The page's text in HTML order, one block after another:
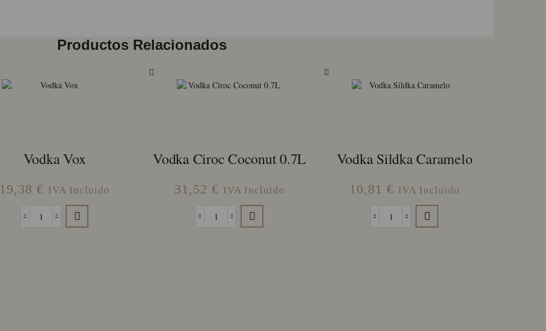
Productos Relacionados
Vodka Vox
19,38 € IVA Incluido
Vodka
Vodka Ciroc Coconut 0.7L
31,52 € IVA Incluido
Vodka
Vodka Sildka Caramelo
10,81 € IVA Incluido
Vodka